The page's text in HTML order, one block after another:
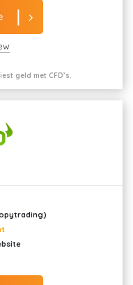
geld met CFD’s.